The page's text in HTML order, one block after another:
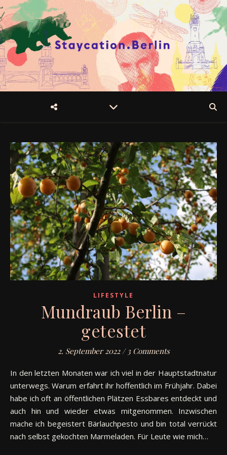
LIFESTYLE
Mundraub Berlin –
getestet
2. September 2022 / 3 Comments
In den letzten Monaten war ich viel in der Hauptstadtnatur
unterwegs. Warum erfahrt ihr hoffentlich im Frühjahr. Dabei
habe ich oft an öffentlichen Plätzen Essbares entdeckt und
auch hin und wieder etwas mitgenommen. Inzwischen
mache ich begeistert Bärlauchpesto und bin total verrückt
nach selbst gekochten Marmeladen. Für Leute wie mich…